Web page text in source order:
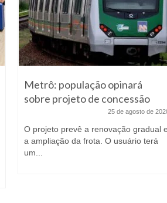
Metrô: população opinará
sobre projeto de concessão
25 de agosto de
O projeto prevê a renovação gradual e
a ampliação da frota. O usuário terá
um...